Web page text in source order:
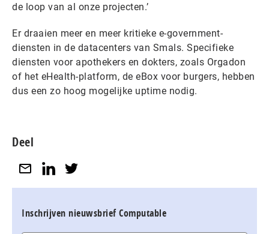
de loop van al onze projecten.’
Er draaien meer en meer kritieke e-government-
diensten in de datacenters van Smals. Specifieke
diensten voor apothekers en dokters, zoals Orgadon
of het eHealth-platform, de eBox voor burgers, hebben
dus een zo hoog mogelijke uptime nodig.
Deel
Inschrijven nieuwsbrief Computable